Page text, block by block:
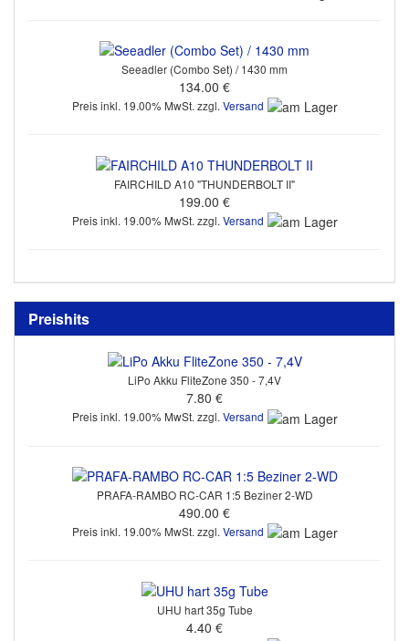
Seeadler (Combo Set) / 1430 mm
134.00 €
Preis inkl. 19.00% MwSt. zzgl. Versand
FAIRCHILD A10 "THUNDERBOLT II"
199.00 €
Preis inkl. 19.00% MwSt. zzgl. Versand
Preishits
LiPo Akku FliteZone 350 - 7,4V
7.80 €
Preis inkl. 19.00% MwSt. zzgl. Versand
PRAFA-RAMBO RC-CAR 1:5 Beziner 2-WD
490.00 €
Preis inkl. 19.00% MwSt. zzgl. Versand
UHU hart 35g Tube
4.40 €